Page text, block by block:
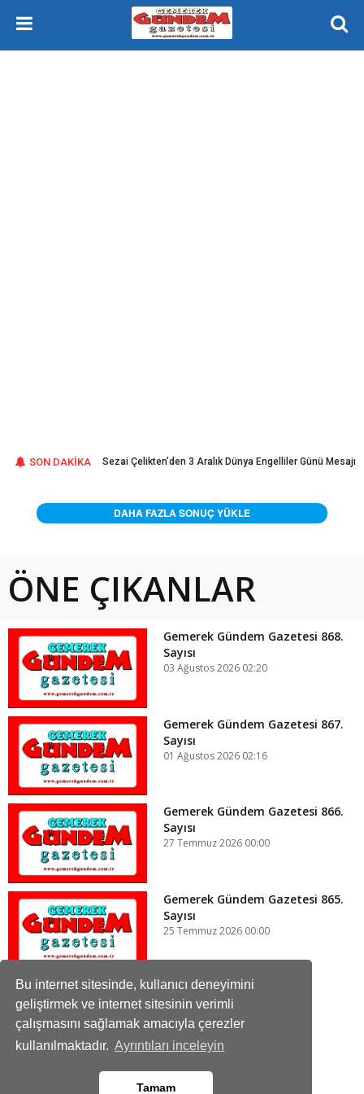
Bu internet sitesinde, kullanıcı deneyimini
geliştirmek ve internet sitesinin verimli
çalışmasını sağlamak amacıyla çerezler
kullanılmaktadır. Ayrıntıları inceleyin
Tamam
Gemerek Gündem Gazetesi Sivas Gemerek Yeniçubuk ve Çevresi
SON DAKİKA
Üretmeye Sezai Çelikten’den 3 Aralık Dünya Engelliler Günü Mesajı
DAHA FAZLA SONUÇ YÜKLE
ÖNE ÇIKANLAR
Gemerek Gündem Gazetesi 868.
Sayısı
03 Ağustos 2026 02:20
Gemerek Gündem Gazetesi 867.
Sayısı
01 Ağustos 2026 02:16
Gemerek Gündem Gazetesi 866.
Sayısı
27 Temmuz 2026 00:00
Gemerek Gündem Gazetesi 865.
Sayısı
25 Temmuz 2026 00:00
Gemerek Gündem Gazetesi
Haberi Takip Edin